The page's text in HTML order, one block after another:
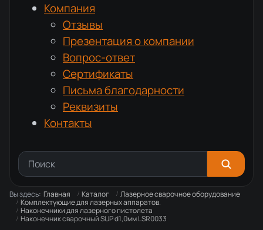
Компания
Отзывы
Презентация о компании
Вопрос-ответ
Сертификаты
Письма благодарности
Реквизиты
Контакты
Вы здесь: Главная Каталог
Лазерное сварочное оборудование
Комплектующие для лазерных аппаратов.
Наконечники для лазерного пистолета
Наконечник сварочный SUP d1,0мм LSR0033